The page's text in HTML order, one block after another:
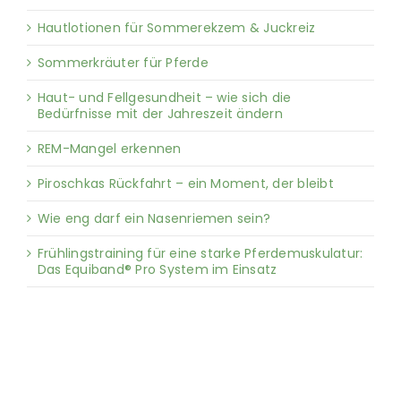
Hautlotionen für Sommerekzem & Juckreiz
Sommerkräuter für Pferde
Haut- und Fellgesundheit – wie sich die
Bedürfnisse mit der Jahreszeit ändern
REM-Mangel erkennen
Piroschkas Rückfahrt – ein Moment, der bleibt
Wie eng darf ein Nasenriemen sein?
Frühlingstraining für eine starke Pferdemuskulatur:
Das Equiband® Pro System im Einsatz